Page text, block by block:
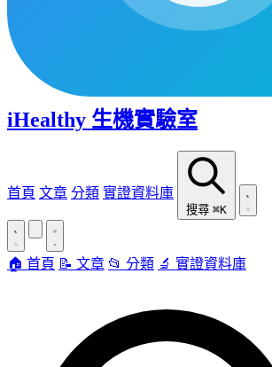
iHealthy 生機實驗室
首頁 文章 分類 實證資料庫
搜尋 ⌘K
🏠 首頁 📝 文章 📂 分類 🔬 實證資料庫